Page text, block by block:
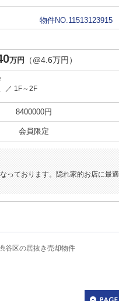
物件NO.11513123915
万円 （@4.6万円）
／ 1F～2F
8400000円
会員限定
っております。隠れ家的お店に最適
谷区の居抜き売却物件